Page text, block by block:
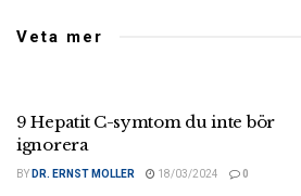
Veta mer
9 Hepatit C-symtom du inte bör
ignorera
BY DR. ERNST MOLLER 18/03/2024 0